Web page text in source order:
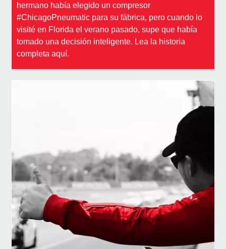
hermano había elegido un compresor
#ChicagoPneumatic para su fábrica, pero cuando lo
visité en Florida el verano pasado, supe que había
tomado una decisión inteligente. Lea la historia
completa aquí.